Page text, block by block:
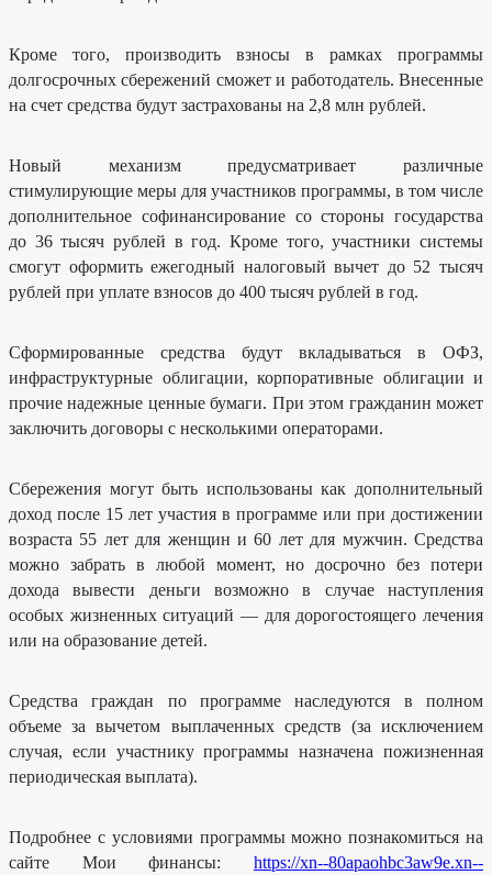
заработной
плате
сотрудников
МБУ
"КЦСОН"
за
Об
утверждении
Регламента
реализации
полномочий
администратора
доходов
Нормативно-
правовые
политика
Кроме того, производить взносы в рамках программы
долгосрочных сбережений сможет и работодатель. Внесенные
на счет средства будут застрахованы на 2,8 млн рублей.
Новый механизм предусматривает различные
стимулирующие меры для участников программы, в том числе
дополнительное софинансирование со стороны государства
до 36 тысяч рублей в год. Кроме того, участники системы
смогут оформить ежегодный налоговый вычет до 52 тысяч
рублей при уплате взносов до 400 тысяч рублей в год.
Сформированные средства будут вкладываться в ОФЗ,
инфраструктурные облигации, корпоративные облигации и
прочие надежные ценные бумаги. При этом гражданин может
заключить договоры с несколькими операторами.
Сбережения могут быть использованы как дополнительный
доход после 15 лет участия в программе или при достижении
возраста 55 лет для женщин и 60 лет для мужчин. Средства
можно забрать в любой момент, но досрочно без потери
дохода вывести деньги возможно в случае наступления
особых жизненных ситуаций — для дорогостоящего лечения
или на образование детей.
Средства граждан по программе наследуются в полном
объеме за вычетом выплаченных средств (за исключением
случая, если участнику программы назначена пожизненная
периодическая выплата).
Подробнее с условиями программы можно познакомиться на
сайте Мои финансы: https://xn--80apaohbc3aw9e.xn--